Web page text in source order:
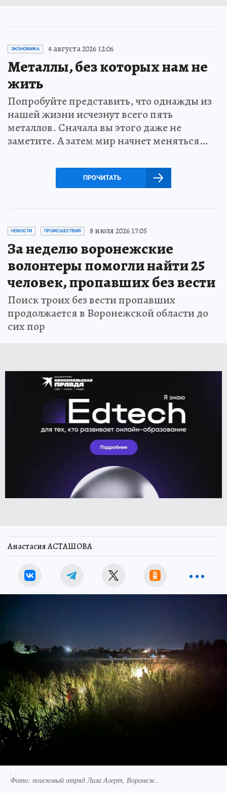
ЭКОНОМИКА 4 августа 2026 12:06
Металлы, без которых нам не
жить
Попробуйте представить, что однажды из
нашей жизни исчезнут всего пять
металлов. Сначала вы этого даже не
заметите. А затем мир начнет меняться…
ПРОЧИТАТЬ
НОВОСТИ ПРОИСШЕСТВИЯ 8 июля 2026 17:05
За неделю воронежские
волонтеры помогли найти 25
человек, пропавших без вести
Поиск троих без вести пропавших
продолжается в Воронежской области до
сих пор
Анастасия АСТАШОВА
.
Фото: поисковый отряд Лиза Алерт, Воронеж..